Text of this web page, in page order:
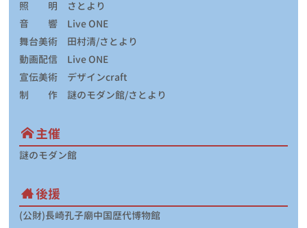
照 明 さとより
音 響 Live ONE
舞台美術 田村清/さとより
動画配信 Live ONE
宣伝美術 デザインcraft
制 作 謎のモダン館/さとより
主催
謎のモダン館
後援
(公財)長崎孔子廟中国歴代博物館